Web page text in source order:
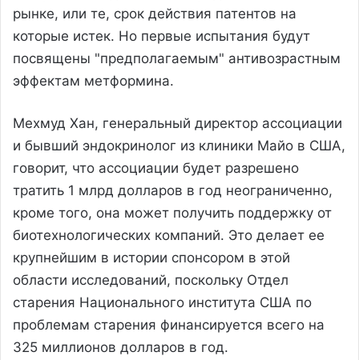
рынке, или те, срок действия патентов на
которые истек. Но первые испытания будут
посвящены "предполагаемым" антивозрастным
эффектам метформина.
Мехмуд Хан, генеральный директор ассоциации
и бывший эндокринолог из клиники Майо в США,
говорит, что ассоциации будет разрешено
тратить 1 млрд долларов в год неограниченно,
кроме того, она может получить поддержку от
биотехнологических компаний. Это делает ее
крупнейшим в истории спонсором в этой
области исследований, поскольку Отдел
старения Национального института США по
проблемам старения финансируется всего на
325 миллионов долларов в год.